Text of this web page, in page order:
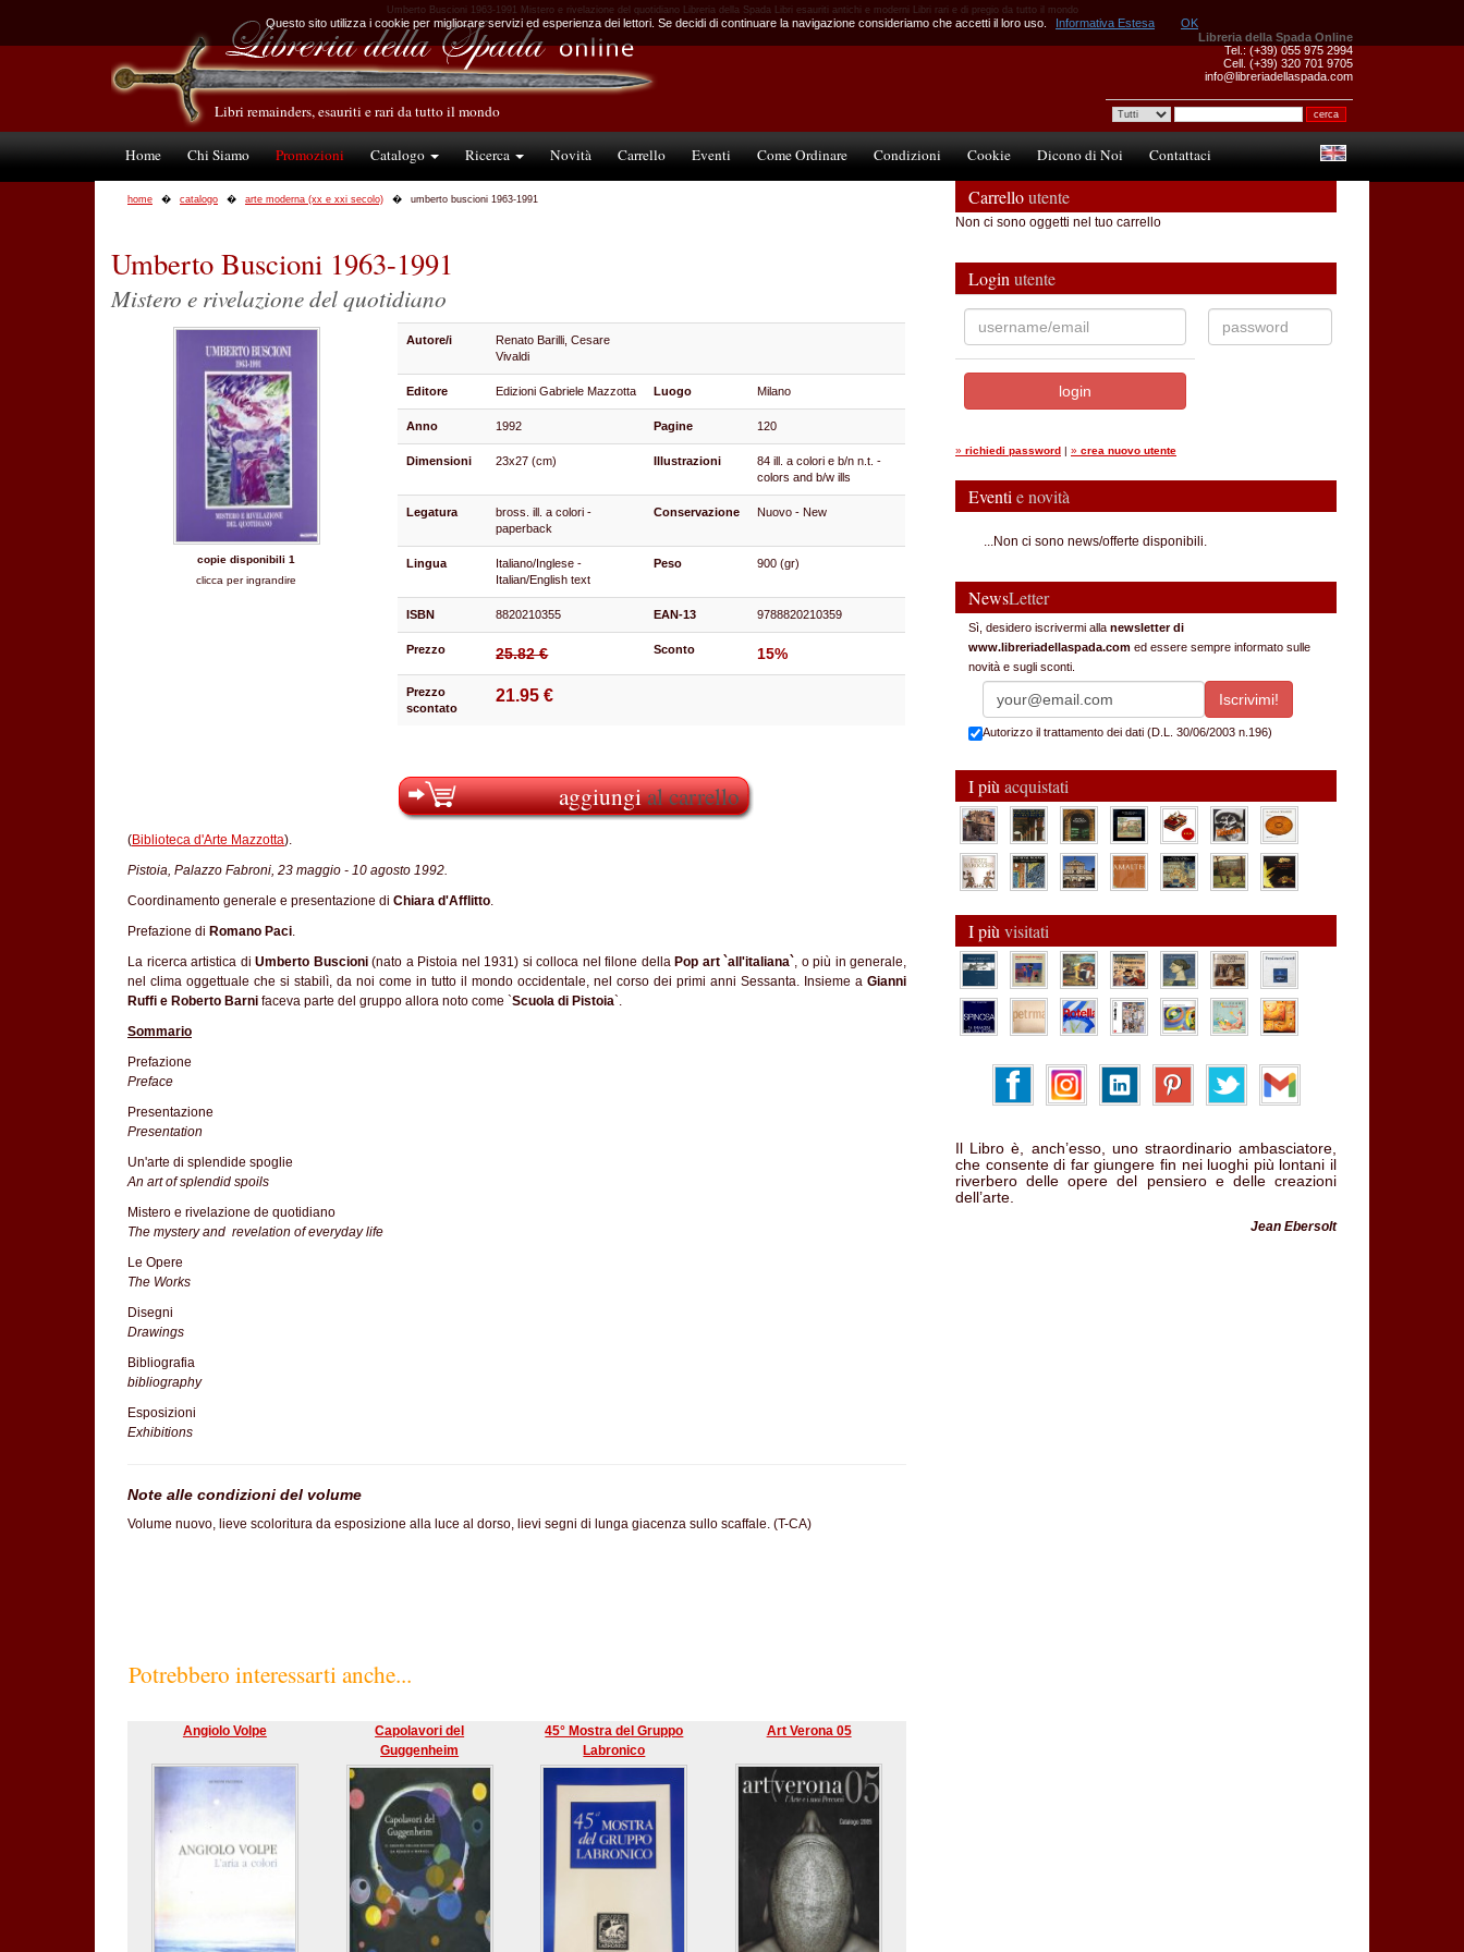
Umberto Buscioni 1963-1991 Mistero e rivelazione del quotidiano Libreria della Spada Libri esauriti antichi e moderni Libri rari e di pregio da tutto il mondo
Libreria della Spada Online
Tel.: (+39) 055 975 2994
Cell. (+39) 320 701 9705
info@libreriadellaspada.com
Libri remainders, esauriti e rari da tutto il mondo
Home Chi Siamo Promozioni Catalogo Ricerca Novità Carrello Eventi Come Ordinare Condizioni Cookie Dicono di Noi Contattaci
home catalogo arte moderna (xx e xxi secolo) umberto buscioni 1963-1991
Umberto Buscioni 1963-1991
Mistero e rivelazione del quotidiano
copie disponibili 1
clicca per ingrandire
Autore/i
Renato Barilli, Cesare
Vivaldi
Editore Edizioni Gabriele Mazzotta Luogo Milano
Anno 1992 Pagine 120
Dimensioni 23x27 (cm) Illustrazioni
84 ill. a colori e b/n n.t. -
colors and b/w ills
Legatura
bross. ill. a colori -
paperback
Conservazione Nuovo - New
Lingua
Italiano/Inglese -
Italian/English text
Peso 900 (gr)
ISBN 8820210355 EAN-13 9788820210359
Prezzo 25.82 € Sconto 15%
Prezzo
scontato
21.95 €
aggiungial carrello
(Biblioteca d'Arte Mazzotta).
Pistoia, Palazzo Fabroni, 23 maggio - 10 agosto 1992.
Coordinamento generale e presentazione di Chiara d'Afflitto.
Prefazione di Romano Paci.
La ricerca artistica di Umberto Buscioni(nato a Pistoia nel 1931) si colloca nel filone dellaPop art `all'italiana`, o più in generale,
nel clima oggettuale che si stabilì, da noi come in tutto il mondo occidentale, nel corso dei primi anni Sessanta. Insieme a Gianni
Ruffi e Roberto Barni faceva parte del gruppo allora noto come `Scuola di Pistoia`.
Sommario
Prefazione
Preface
Presentazione
Presentation
Un'arte di splendide spoglie
An art of splendid spoils
Mistero e rivelazione de quotidiano
The mystery and revelation of everyday life
Le Opere
The Works
Disegni
Drawings
Bibliografia
bibliography
Esposizioni
Exhibitions
Note alle condizioni del volume
Volume nuovo, lieve scoloritura da esposizione alla luce al dorso, lievi segni di lunga giacenza sullo scaffale. (T-CA)
Potrebbero interessarti anche...
Angiolo Volpe
Capolavori del
Guggenheim
45° Mostra del Gruppo
Labronico
Art Verona 05
Carrelloutente
Non ci sono oggetti nel tuo carrello
Login utente
» richiedi password | » crea nuovo utente
Eventi e novità
...Non ci sono news/offerte disponibili.
NewsLetter
Sì, desidero iscrivermi alla newsletter di
www.libreriadellaspada.com ed essere sempre informato sulle
novità e sugli sconti.
Autorizzo il trattamento dei dati (D.L. 30/06/2003 n.196)
I più acquistati
I più visitati
Il Libro è, anch’esso, uno straordinario ambasciatore,
che consente di far giungere fin nei luoghi più lontani il
riverbero delle opere del pensiero e delle creazioni
dell’arte.
Jean Ebersolt
Questo sito utilizza i cookie per migliorare servizi ed esperienza dei lettori. Se decidi di continuare la navigazione consideriamo che accetti il loro uso. Informativa Estesa OK